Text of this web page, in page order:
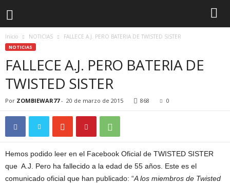
Inicio NOTICIAS FALLECE A.J. PERO BATERIA DE TWISTED SISTER
NOTICIAS
FALLECE A.J. PERO BATERIA DE
TWISTED SISTER
Por ZOMBIEWAR77- 20 de marzo de 2015 868 0
Hemos podido leer en el Facebook Oficial de TWISTED SISTER
que A.J. Pero ha fallecido a la edad de 55 años. Este es el
comunicado oficial que han publicado: “A los miembros de Twisted